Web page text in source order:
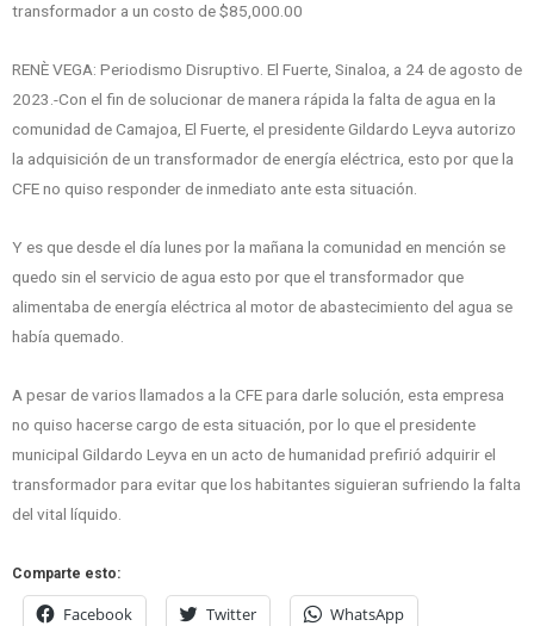
transformador a un costo de $85,000.00
RENÈ VEGA: Periodismo Disruptivo. El Fuerte, Sinaloa, a 24 de agosto de
2023.-Con el fin de solucionar de manera rápida la falta de agua en la
comunidad de Camajoa, El Fuerte, el presidente Gildardo Leyva autorizo
la adquisición de un transformador de energía eléctrica, esto por que la
CFE no quiso responder de inmediato ante esta situación.
Y es que desde el día lunes por la mañana la comunidad en mención se
quedo sin el servicio de agua esto por que el transformador que
alimentaba de energía eléctrica al motor de abastecimiento del agua se
había quemado.
A pesar de varios llamados a la CFE para darle solución, esta empresa
no quiso hacerse cargo de esta situación, por lo que el presidente
municipal Gildardo Leyva en un acto de humanidad prefirió adquirir el
transformador para evitar que los habitantes siguieran sufriendo la falta
del vital líquido.
Comparte esto:
Facebook Twitter WhatsApp